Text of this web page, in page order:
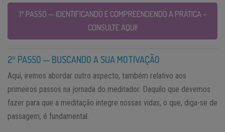
1º PASSO — IDENTIFICANDO E COMPREENDENDO A PRÁTICA –
CONSULTE AQUI!
2º PASSO — BUSCANDO A SUA MOTIVAÇÃO
Aqui, iremos abordar outro aspecto, também relativo aos
primeiros passos na jornada do meditador. Daquilo que devemos
fazer para que a meditação integre nossas vidas, o que, diga-se de
passagem, é fundamental.